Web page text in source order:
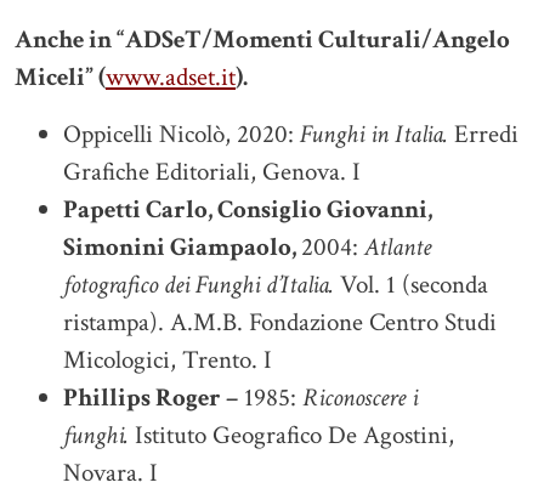
Anche in “ADSeT/Momenti Culturali/Angelo
Miceli” (www.adset.it).
Oppicelli Nicolò, 2020: Funghi in Italia. Erredi
Grafiche Editoriali, Genova. I
Papetti Carlo, Consiglio Giovanni,
Simonini Giampaolo,2004:Atlante
fotografico dei Funghi d’Italia. Vol. 1 (seconda
ristampa). A.M.B. Fondazione Centro Studi
Micologici, Trento. I
Phillips Roger – 1985: Riconoscere i
funghi. Istituto Geografico De Agostini,
Novara. I